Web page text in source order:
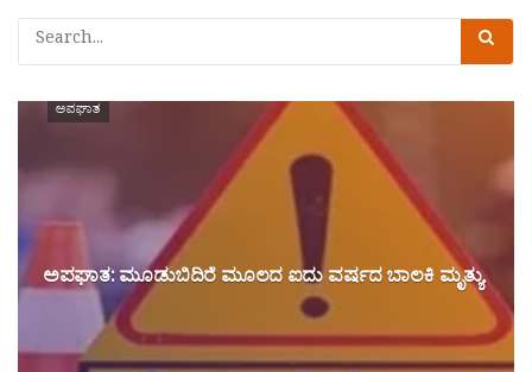
ಅಪಘಾತ
ಅಪಘಾತ: ಮೂಡುಬಿದಿರೆ ಮೂಲದ ಐದು ವರ್ಷದ ಬಾಲಕಿ ಮೃತ್ಯು